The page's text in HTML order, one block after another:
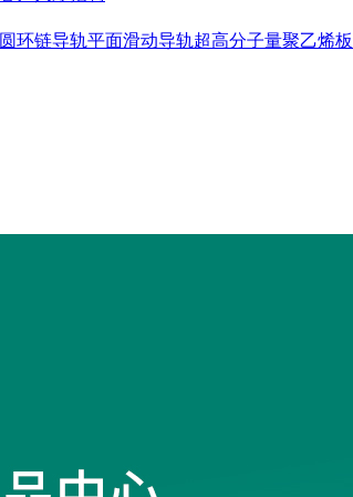
圆环链导轨平面滑动导轨超高分子量聚乙烯板